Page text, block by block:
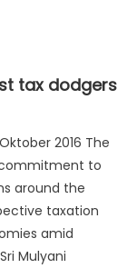
tax dodgers
Oktober 2016 The
to
around the
taxation
amid
Mulyani